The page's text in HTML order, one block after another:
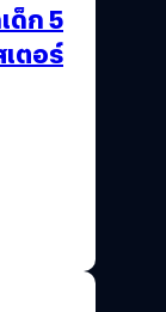
ด็ก 5
ตอร์